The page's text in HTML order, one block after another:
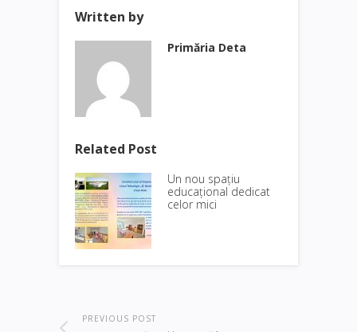
Written by
Primăria Deta
Related Post
Un nou spațiu
educațional dedicat
celor mici
PREVIOUS POST